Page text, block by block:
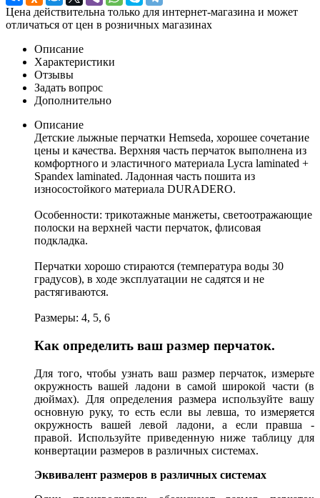
Цена действительна только для интернет-магазина и может
отличаться от цен в розничных магазинах
Описание
Характеристики
Отзывы
Задать вопрос
Дополнительно
Описание
Детские лыжные перчатки Hemseda, хорошее сочетание
цены и качества. Верхняя часть перчаток выполнена из
комфортного и эластичного материала Lycra laminated +
Spandex laminated. Ладонная часть пошита из
износостойкого материала DURADERO.
Особенности: трикотажные манжеты, светоотражающие
полоски на верхней части перчаток, флисовая
подкладка.
Перчатки хорошо стираются (температура воды 30
градусов), в ходе эксплуатации не садятся и не
растягиваются.
Размеры: 4, 5, 6
Как определить ваш размер перчаток.
Для того, чтобы узнать ваш размер перчаток, измерьте
окружность вашей ладони в самой широкой части (в
дюймах). Для определения размера используйте вашу
основную руку, то есть если вы левша, то измеряется
окружность вашей левой ладони, а если правша -
правой. Используйте приведенную ниже таблицу для
конвертации размеров в различных системах.
Эквивалент размеров в различных системах